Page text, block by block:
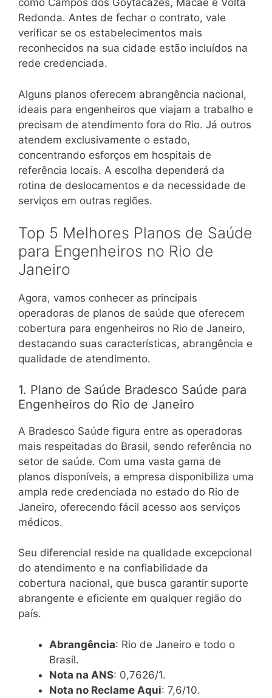
como Campos dos Goytacazes, Macaé e Volta
Redonda. Antes de fechar o contrato, vale
verificar se os estabelecimentos mais
reconhecidos na sua cidade estão incluídos na
rede credenciada.
Alguns planos oferecem abrangência nacional,
ideais para engenheiros que viajam a trabalho e
precisam de atendimento fora do Rio. Já outros
atendem exclusivamente o estado,
concentrando esforços em hospitais de
referência locais. A escolha dependerá da
rotina de deslocamentos e da necessidade de
serviços em outras regiões.
Top 5 Melhores Planos de Saúde
para Engenheiros no Rio de
Janeiro
Agora, vamos conhecer as principais
operadoras de planos de saúde que oferecem
cobertura para engenheiros no Rio de Janeiro,
destacando suas características, abrangência e
qualidade de atendimento.
1. Plano de Saúde Bradesco Saúde para
Engenheiros do Rio de Janeiro
A Bradesco Saúde figura entre as operadoras
mais respeitadas do Brasil, sendo referência no
setor de saúde. Com uma vasta gama de
planos disponíveis, a empresa disponibiliza uma
ampla rede credenciada no estado do Rio de
Janeiro, oferecendo fácil acesso aos serviços
médicos.
Seu diferencial reside na qualidade excepcional
do atendimento e na confiabilidade da
cobertura nacional, que busca garantir suporte
abrangente e eficiente em qualquer região do
país.
Abrangência: Rio de Janeiro e todo o
Brasil.
Nota na ANS: 0,7626/1.
Nota no Reclame Aqui: 7,6/10.